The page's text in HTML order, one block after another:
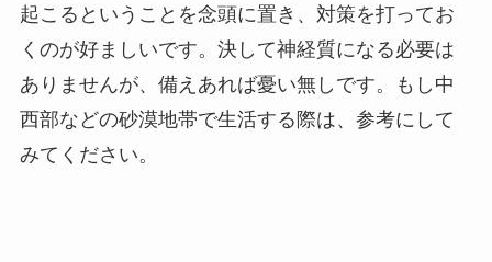
起こるということを念頭に置き、対策を打ってお
くのが好ましいです。決して神経質になる必要は
ありませんが、備えあれば憂い無しです。もし中
西部などの砂漠地帯で生活する際は、参考にして
みてください。